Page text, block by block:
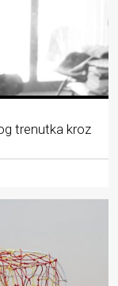
trenutka kroz